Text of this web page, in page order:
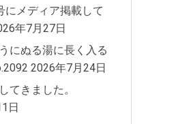
にメディア掲載して
年7月27日
にぬる湯に長く入る
2026年7月24日
てきました。
日